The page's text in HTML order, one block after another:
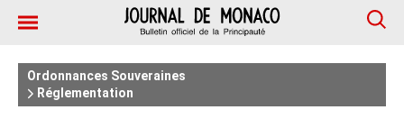
Ordonnances Souveraines
Réglementation